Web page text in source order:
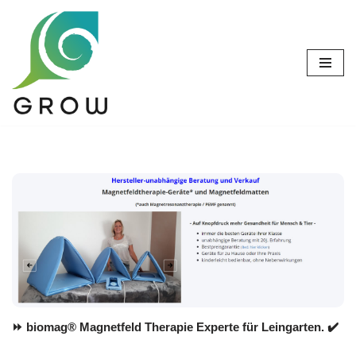
Zum
springen
⏩ biomag® Magnetfeld Therapie Experte für Leingarten. ✔️